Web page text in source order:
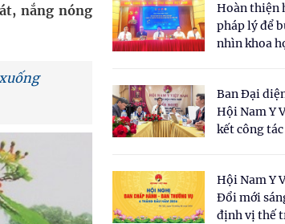
nắng nóng
Hoàn thiện
pháp lý để
nhìn khoa
cho Luật Y
truyền Việt
Ban Đại
Hội Nam Y
kết công
Hội Nam Y
Đổi mới
định vị thế